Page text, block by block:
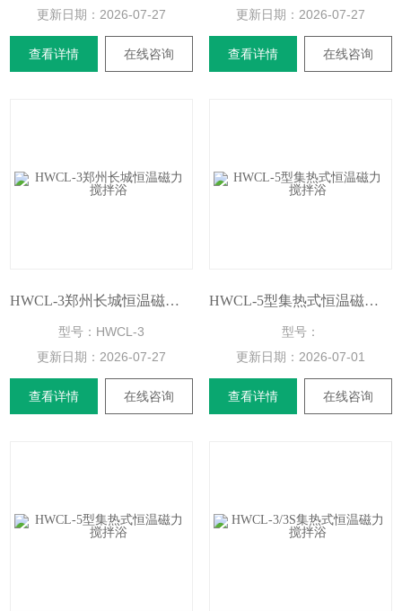
更新日期： 2026-07-27
查看详情 在线咨询
更新日期： 2026-07-27
查看详情 在线咨询
HWCL-3郑州长城恒温磁力搅拌浴
型号：HWCL-3
更新日期： 2026-07-27
查看详情 在线咨询
HWCL-5型集热式恒温磁力搅拌浴
型号：
更新日期： 2026-07-01
查看详情 在线咨询